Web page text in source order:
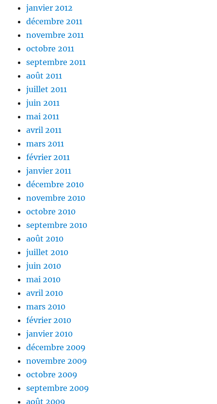
janvier 2012
décembre 2011
novembre 2011
octobre 2011
septembre 2011
août 2011
juillet 2011
juin 2011
mai 2011
avril 2011
mars 2011
février 2011
janvier 2011
décembre 2010
novembre 2010
octobre 2010
septembre 2010
août 2010
juillet 2010
juin 2010
mai 2010
avril 2010
mars 2010
février 2010
janvier 2010
décembre 2009
novembre 2009
octobre 2009
septembre 2009
août 2009